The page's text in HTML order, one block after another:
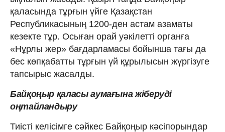
қаласында тұрғын үйге Қазақстан
Республикасының 1200-ден астам азаматы
кезекте тұр. Осыған орай уәкілетті органға
«Нұрлы жер» бағдарламасы бойынша тағы да
бес көпқабатты тұрғын үй құрылысын жүргізуге
тапсырыс жасалды.
Байқоңыр қаласы аумағына жіберуді
оңтайландыру
Тиісті келісімге сәйкес Байқоңыр кәсіпорындар